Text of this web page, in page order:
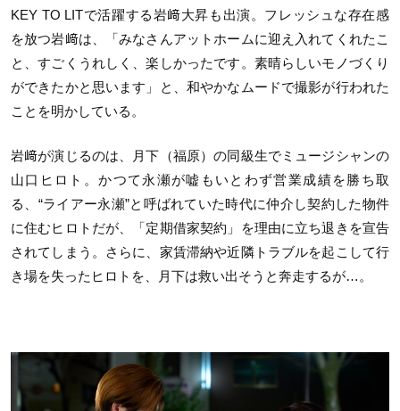
KEY TO LITで活躍する岩﨑大昇も出演。フレッシュな存在感
を放つ岩﨑は、「みなさんアットホームに迎え入れてくれたこ
と、すごくうれしく、楽しかったです。素晴らしいモノづくり
ができたかと思います」と、和やかなムードで撮影が行われた
ことを明かしている。
岩﨑が演じるのは、月下（福原）の同級生でミュージシャンの
山口ヒロト。かつて永瀬が嘘もいとわず営業成績を勝ち取
る、“ライアー永瀬”と呼ばれていた時代に仲介し契約した物件
に住むヒロトだが、「定期借家契約」を理由に立ち退きを宣告
されてしまう。さらに、家賃滞納や近隣トラブルを起こして行
き場を失ったヒロトを、月下は救い出そうと奔走するが…。